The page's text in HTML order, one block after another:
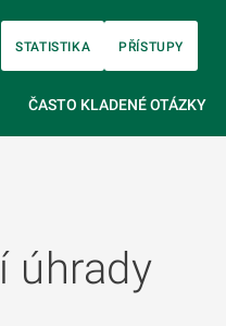
na webu…
STATISTIKA PŘÍSTUPY
ČASTO KLADENÉ OTÁZKY
úhrady